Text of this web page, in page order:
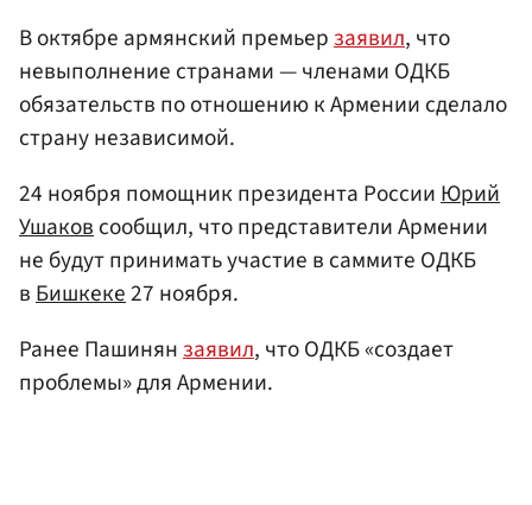
В октябре армянский премьерзаявил, что
невыполнение странами — членами ОДКБ
обязательств по отношению к Армении сделало
страну независимой.
24 ноября помощник президента РоссииЮрий
Ушаковсообщил, что представители Армении
не будут принимать участие в саммите ОДКБ
вБишкеке27 ноября.
Ранее Пашинянзаявил, что ОДКБ «создает
проблемы» для Армении.